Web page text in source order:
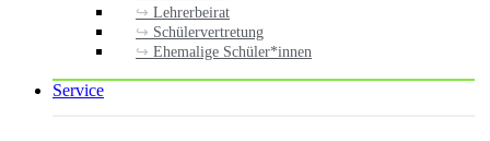
Lehrerbeirat
Schülervertretung
Ehemalige Schüler*innen
Service